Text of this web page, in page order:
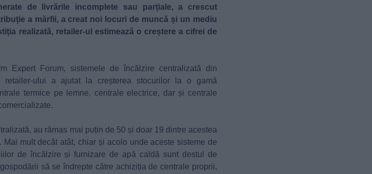
de livrările incomplete sau parțiale, a crescut
a mărfii, a creat noi locuri de muncă și un mediu
realizată, retailer-ul estimează o creștere a cifrei de
Expert Forum, sistemele de încălzire centralizată din
retailer-ului a ajutat la creșterea stocurilor la o gamă
termice pe lemne, centrale electrice, dar și centrale
au rămas mai puțin de 50 și doar 19 dintre acestea
mult decât atât, chiar și acolo unde aceste sisteme de
de încălzire și furnizare de apă caldă sunt destul de
să se îndrepte către achiziția de centrale proprii,